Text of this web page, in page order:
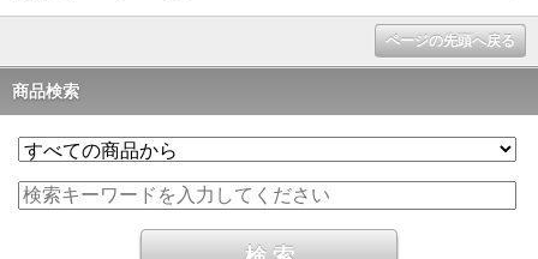
ページの先頭へ戻る
商品検索